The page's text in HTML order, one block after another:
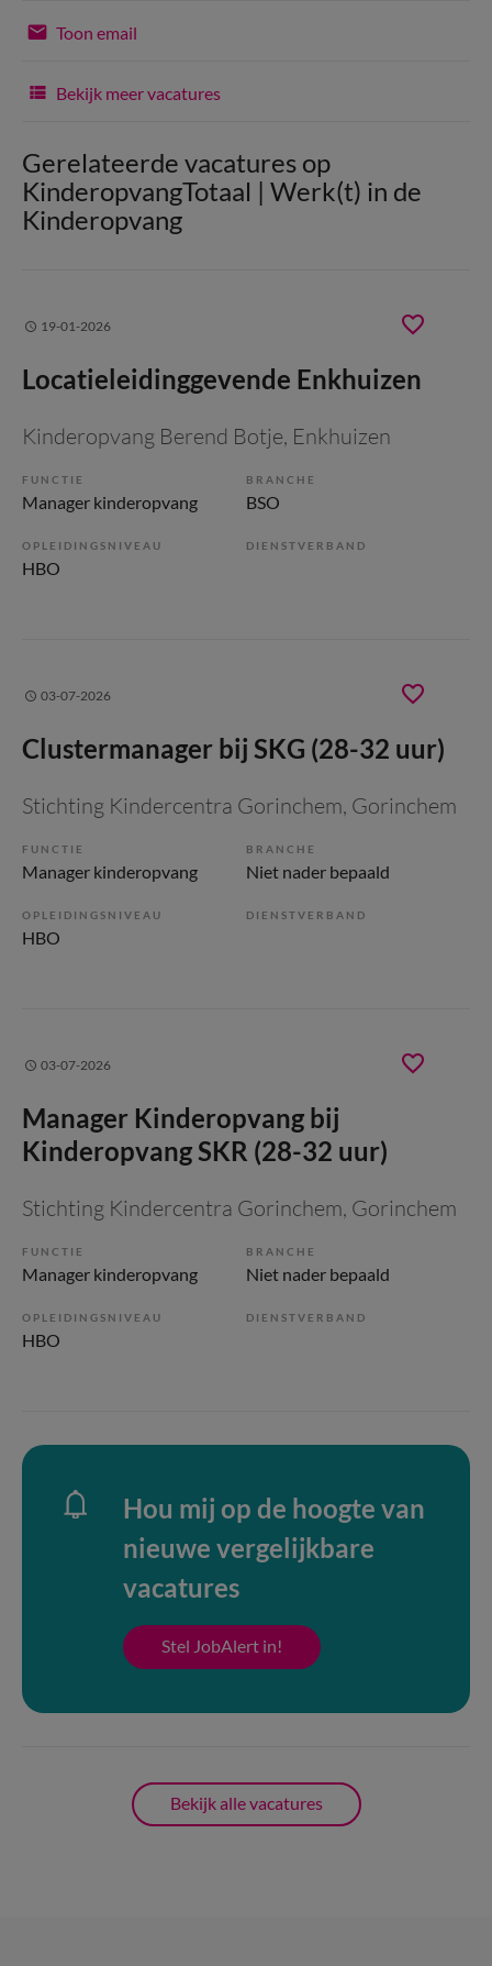
Toon email
Bekijk meer vacatures
Gerelateerde vacatures op
KinderopvangTotaal | Werk(t) in de
Kinderopvang
19-01-2026
Locatieleidinggevende Enkhuizen
Kinderopvang Berend Botje, Enkhuizen
FUNCTIE
Manager kinderopvang
BRANCHE
BSO
OPLEIDINGSNIVEAU
HBO
DIENSTVERBAND
03-07-2026
Clustermanager bij SKG (28-32 uur)
Stichting Kindercentra Gorinchem, Gorinchem
FUNCTIE
Manager kinderopvang
BRANCHE
Niet nader bepaald
OPLEIDINGSNIVEAU
HBO
DIENSTVERBAND
03-07-2026
Manager Kinderopvang bij
Kinderopvang SKR (28-32 uur)
Stichting Kindercentra Gorinchem, Gorinchem
FUNCTIE
Manager kinderopvang
BRANCHE
Niet nader bepaald
OPLEIDINGSNIVEAU
HBO
DIENSTVERBAND
Hou mij op de hoogte van
nieuwe vergelijkbare
vacatures
Stel JobAlert in!
Bekijk alle vacatures